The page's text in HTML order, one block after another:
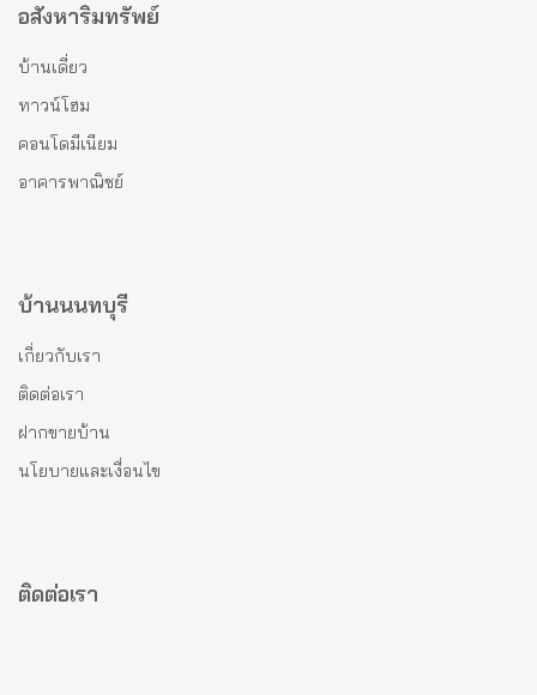
อสังหาริมทรัพย์
บ้านเดี่ยว
ทาวน์โฮม
คอนโดมีเนียม
อาคารพาณิชย์
บ้านนนทบุรี
เกี่ยวกับเรา
ติดต่อเรา
ฝากขายบ้าน
นโยบายและเงื่อนไข
ติดต่อเรา